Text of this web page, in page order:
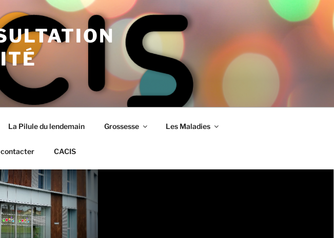
La Pilule du lendemain Grossesse Les Maladies
contacter CACIS